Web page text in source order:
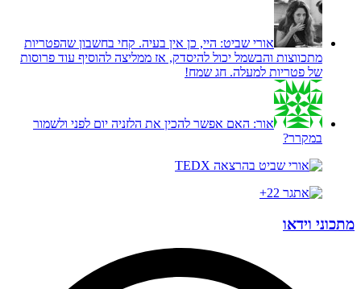
אורי שביט: היי, כן אין בעיה. קחי בחשבון שהפטריות
מתכווצות והבשמל יכול להיסדק, אז ממליצה להוסיף עוד פרוסות
של פטריות למעלה. חג שמח!
אור: האם אפשר להכין את הלזניה יום לפני ולשמור
במקרר?
מתכוני וידאו